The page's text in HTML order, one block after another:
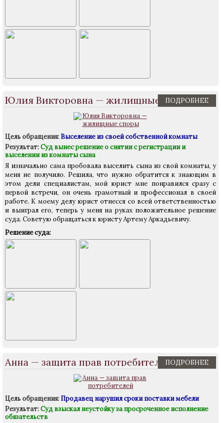
Юлия Викторовна — жилищные споры
ПОДРОБНЕЕ
Цель обращения:Выселение из своей собственной комнаты
Результат:Суд вынес решение о снятии с регистрации и
выселении из комнаты сына
Я изначально сама пробовала выселить сына из свой комнаты, у
меня не получило. Решила, что нужно обратится к знающим в
этом дели специалистам, мой юрист мне понравился сразу с
первой встречи, он очень грамотный и профессионал в своей
работе. К моему делу юрист отнесся со всей ответственностью
и выиграл его, теперь у меня на руках положительное решение
суда. Советую обращаться к юристу Артему Аркадьевичу.
Решение суда:
Анна — защита прав потребителейПОДРОБНЕЕ
Цель обращения:Продавец нарушил сроки поставки мебели
Результат:Суд взыскал неустойку за просроченное исполнение
обязательств